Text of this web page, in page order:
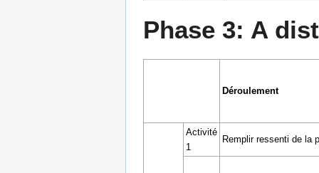
Phase 3: A
Déroulement
Activité
1
Remplir ressenti de la